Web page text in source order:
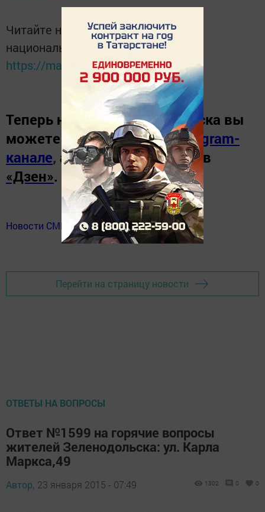
Читайте новости Татарстана в
национальном мессенджере MАХ:
https://max.ru/tatmedia
Теперь новости Зеленодольска вы
можете узнать в нашемTelegram-
канале, а также читайте нас в
«Дзен».
Новости СМИ2
Перейти на страницу новости
ОТВЕТЫ НА ВОПРОСЫ
Ответ №1599 на горячие вопросы
жителей Зеленодольска: ул. Карла
Маркса,49
Автор, 23 января 2015 - 07:49 1302 0 0